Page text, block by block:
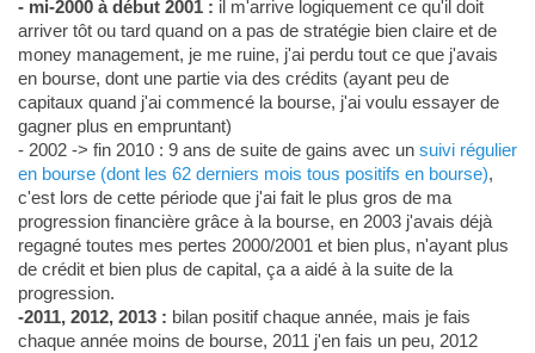
- mi-2000 à début 2001 : il m'arrive logiquement ce qu'il doit
arriver tôt ou tard quand on a pas de stratégie bien claire et de
money management, je me ruine, j'ai perdu tout ce que j'avais
en bourse, dont une partie via des crédits (ayant peu de
capitaux quand j'ai commencé la bourse, j'ai voulu essayer de
gagner plus en empruntant)
- 2002 -> fin 2010 : 9 ans de suite de gains avec un suivi régulier
en bourse (dont les 62 derniers mois tous positifs en bourse),
c'est lors de cette période que j'ai fait le plus gros de ma
progression financière grâce à la bourse, en 2003 j'avais déjà
regagné toutes mes pertes 2000/2001 et bien plus, n'ayant plus
de crédit et bien plus de capital, ça a aidé à la suite de la
progression.
-2011, 2012, 2013 : bilan positif chaque année, mais je fais
chaque année moins de bourse, 2011 j'en fais un peu, 2012